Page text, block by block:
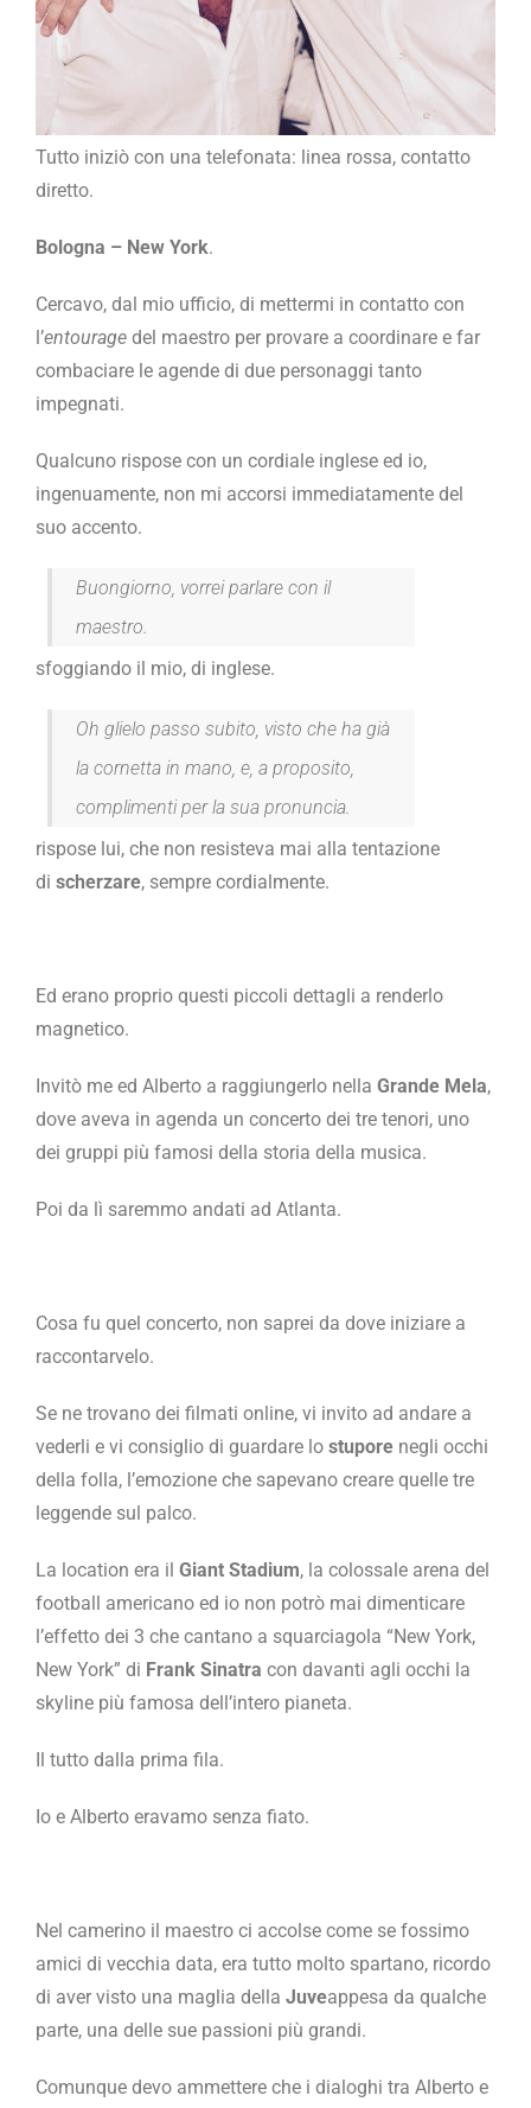
Tutto iniziò con una telefonata: linea rossa, contatto
diretto.
Bologna – New York.
Cercavo, dal mio ufficio, di mettermi in contatto con
l’entourage del maestro per provare a coordinare e far
combaciare le agende di due personaggi tanto
impegnati.
Qualcuno rispose con un cordiale inglese ed io,
ingenuamente, non mi accorsi immediatamente del
suo accento.
Buongiorno, vorrei parlare con il
maestro.
sfoggiando il mio, di inglese.
Oh glielo passo subito, visto che ha già
la cornetta in mano, e, a proposito,
complimenti per la sua pronuncia.
rispose lui, che non resisteva mai alla tentazione
di scherzare, sempre cordialmente.
Ed erano proprio questi piccoli dettagli a renderlo
magnetico.
Invitò me ed Alberto a raggiungerlo nella Grande Mela,
dove aveva in agenda un concerto dei tre tenori, uno
dei gruppi più famosi della storia della musica.
Poi da lì saremmo andati ad Atlanta.
Cosa fu quel concerto, non saprei da dove iniziare a
raccontarvelo.
Se ne trovano dei filmati online, vi invito ad andare a
vederli e vi consiglio di guardare lo stupore negli occhi
della folla, l’emozione che sapevano creare quelle tre
leggende sul palco.
La location era il Giant Stadium, la colossale arena del
football americano ed io non potrò mai dimenticare
l’effetto dei 3 che cantano a squarciagola “New York,
New York” di Frank Sinatra con davanti agli occhi la
skyline più famosa dell’intero pianeta.
Il tutto dalla prima fila.
Io e Alberto eravamo senza fiato.
Nel camerino il maestro ci accolse come se fossimo
amici di vecchia data, era tutto molto spartano, ricordo
di aver visto una maglia della Juveappesa da qualche
parte, una delle sue passioni più grandi.
Comunque devo ammettere che i dialoghi tra Alberto e